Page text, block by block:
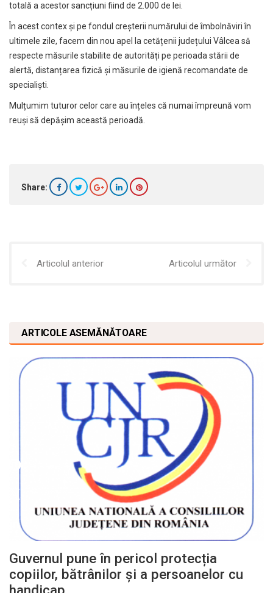
totală a acestor sancțiuni fiind de 2.000 de lei.
În acest contex și pe fondul creșterii numărului de îmbolnăviri în
ultimele zile, facem din nou apel la cetățenii județului Vâlcea să
respecte măsurile stabilite de autorități pe perioada stării de
alertă, distanțarea fizică și măsurile de igienă recomandate de
specialiști.
Mulțumim tuturor celor care au înțeles că numai împreună vom
reuși să depășim această perioadă.
Share:
Articolul anterior Articolul următor
ARTICOLE ASEMĂNĂTOARE
Guvernul pune în pericol protecția
copiilor, bătrânilor și a persoanelor cu